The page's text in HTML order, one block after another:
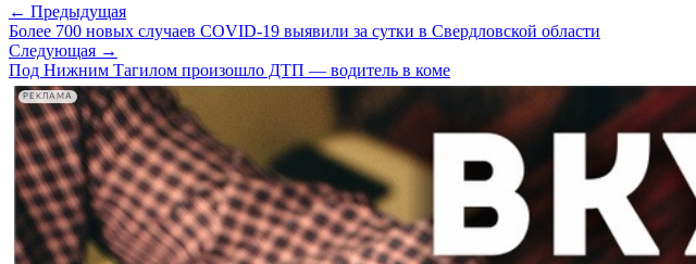
← Предыдущая
Более 700 новых случаев COVID-19 выявили за сутки в Свердловской области
Следующая →
Под Нижним Тагилом произошло ДТП — водитель в коме
РЕКЛАМА